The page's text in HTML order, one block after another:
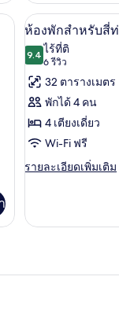
สูบ
บุหรี่
ได้
ทริปเปิล,
เตียง
เดี่ยว
3
เตียง,
สูบ
บุหรี่
ได้
ฟรี, ผ้าปูที่นอน
เปิด
ภาพถ่าย
ทั้งหมด
ของ
ห้อง
พัก
สำหรับ
ปลอด
12
ห้องพักสำหรับสี่
9.49.4 จาก 10
ไร้ที่ติ
6 รีวิว
(6
รีวิว)
32 ตารางเมตร
พักได้ 4 คน
4 เตียงเดี่ยว
Wi-Fi ฟรี
รายละเอียดเพิ่มเติม
ราย
เกี่ยว
สำหรับ
เคบิน ซัปโปโร